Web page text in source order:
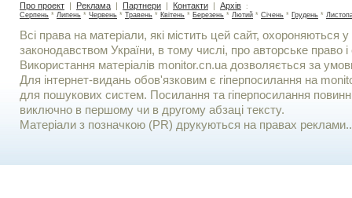
Про проект | Реклама | Партнери | Контакти | Архів :
Серпень * Липень * Червень * Травень * Квітень * Березень * Лютий * Січень * Грудень *
Всі права на матеріали, які містить цей сайт, охороняються у
законодавством України, в тому числі, про авторське право і
Використання матерiалiв monitor.cn.ua дозволяється за
Для iнтернет-видань обов'язковим є гiперпосилання на
для пошукових систем. Посилання та гіперпосилання
виключно в першому чи в другому абзаці тексту.
Матеріали з позначкою (PR) друкуються на правах реклами..